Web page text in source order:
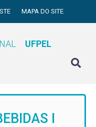
MAPA DO SITE
UFPEL
I